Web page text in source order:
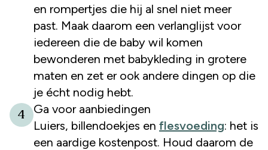
en rompertjes die hij al snel niet meer
past. Maak daarom een verlanglijst voor
iedereen die de baby wil komen
bewonderen met babykleding in grotere
maten en zet er ook andere dingen op die
je écht nodig hebt.
4
Ga voor aanbiedingen
Luiers, billendoekjes en flesvoeding: het is
een aardige kostenpost. Houd daarom de